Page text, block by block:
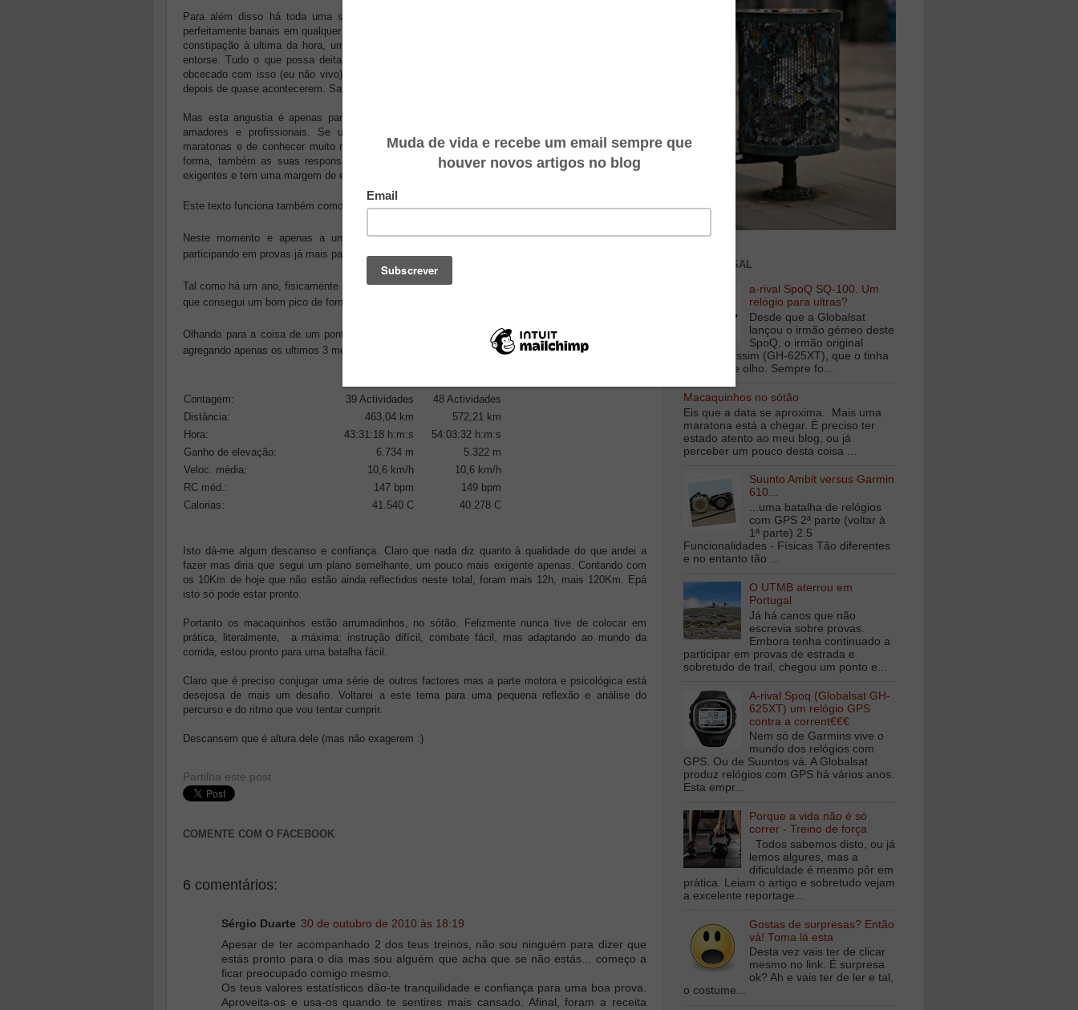
Para além disso há toda uma série de riscos que o Murphy diz que vão correr mal. Coisas
perfeitamente banais em qualquer altura podem-se revelar autenticas frustrações nesta altura: uma
constipação à ultima da hora, um mau jeito, um buraco ou um pé mal colocado num treino, um
entorse. Tudo o que possa deitar por terra vários meses de investimento. Embora não se viva
obcecado com isso (eu não vivo), reconheço que me passam pela cabeça por vezes. Sobretudo
depois de quase acontecerem. Safa! Olha se....
Mas esta angustia é apenas parte do processo natural. Creio que deve afectar de igual modo
amadores e profissionais. Se um profissional tem a vantagem de ter corrido já bastantes
maratonas e de conhecer muito melhor o seu corpo, as suas capacidades e o seu momento de
forma, também as suas responsabilidades são muito maiores, corre por objectivos muito mais
exigentes e tem uma margem de erro muito inferior.
Este texto funciona também como um exorcizar de espíritos maus. Xô!
Neste momento e apenas a uma semana da maratona do Porto, vou treinando aqui e ali,
participando em provas já mais para libertar um pouco o stress, enquanto espero pelo big one.
Tal como há um ano, fisicamente acho que estou pronto. Os kilos a mais das férias já foram. Creio
que consegui um bom pico de forma. Não há lesões de assinalar. All systems GO!
Olhando para a coisa de um ponto de vista estatístico e sem grandes preocupações científicas,
agregando apenas os ultimos 3 meses antes da maratona, obtenho os seguintes valores:
Contagem:
39 Actividades
48 Actividades
Distância:
463,04 km
572,21 km
Hora:
43:31:18 h:m:s
54:03:32 h:m:s
Ganho de elevação:
6.734 m
5.322 m
Veloc. média:
10,6 km/h
10,6 km/h
RC méd.:
147 bpm
149 bpm
Calorias:
41.540 C 40.278 C
Isto dá-me algum descanso e confiança. Claro que nada diz quanto à qualidade do que andei a
fazer mas diria que segui um plano semelhante, um pouco mais exigente apenas. Contando com
os 10Km de hoje que não estão ainda reflectidos neste total, foram mais 12h, mais 120Km. Epá
isto só pode estar pronto.
Portanto os macaquinhos estão arrumadinhos, no sótão. Felizmente nunca tive de colocar em
prática, literalmente, a máxima: instrução difícil, combate fácil, mas adaptando ao mundo da
corrida, estou pronto para uma batalha fácil.
Claro que é preciso conjugar uma série de outros factores mas a parte motora e psicológica está
desejosa de mais um desafio. Voltarei a este tema para uma pequena reflexão e análise do
percurso e do ritmo que vou tentar cumprir.
Descansem que é altura dele (mas não exagerem :)
Partilha este post
COMENTE COM O FACEBOOK
6 comentários:
Sérgio Duarte 30 de outubro de 2010 às 18:19
Apesar de ter acompanhado 2 dos teus treinos, não sou ninguém para dizer que
estás pronto para o dia mas sou alguém que acha que se não estás... começo a
ficar preocupado comigo mesmo.
Os teus valores estatísticos dão-te tranquilidade e confiança para uma boa prova.
Aproveita-os e usa-os quando te sentires mais cansado. Afinal, foram a receita
TOP MENSAL
a-rival SpoQ SQ-100. Um
relógio para ultras?
Desde que a Globalsat
lançou o irmão gémeo deste
SpoQ, o irmão original
digamos assim (GH-625XT), que o tinha
debaixo de olho. Sempre fo...
Macaquinhos no sótão
Eis que a data se aproxima. Mais uma
maratona está a chegar. É preciso ter
estado atento ao meu blog, ou já
perceber um pouco desta coisa ...
Suunto Ambit versus Garmin
610...
...uma batalha de relógios
com GPS 2ª parte (voltar à
1ª parte) 2.5
Funcionalidades - Físicas Tão diferentes
e no entanto tão ...
O UTMB aterrou em
Portugal
Já há canos que não
escrevia sobre provas.
Embora tenha continuado a
participar em provas de estrada e
sobretudo de trail, chegou um ponto e...
A-rival Spoq (Globalsat GH-
625XT) um relógio GPS
contra a corrent€€€
Nem só de Garmins vive o
mundo dos relógios com
GPS. Ou de Suuntos vá. A Globalsat
produz relógios com GPS há vários anos.
Esta empr...
Porque a vida não é só
correr - Treino de força
Todos sabemos disto, ou já
lemos algures, mas a
dificuldade é mesmo pôr em
prática. Leiam o artigo e sobretudo vejam
a excelente reportage...
Gostas de surpresas? Então
vá! Toma lá esta
Desta vez vais ter de clicar
mesmo no link. É surpresa
ok? Ah e vais ter de ler e tal,
o costume...